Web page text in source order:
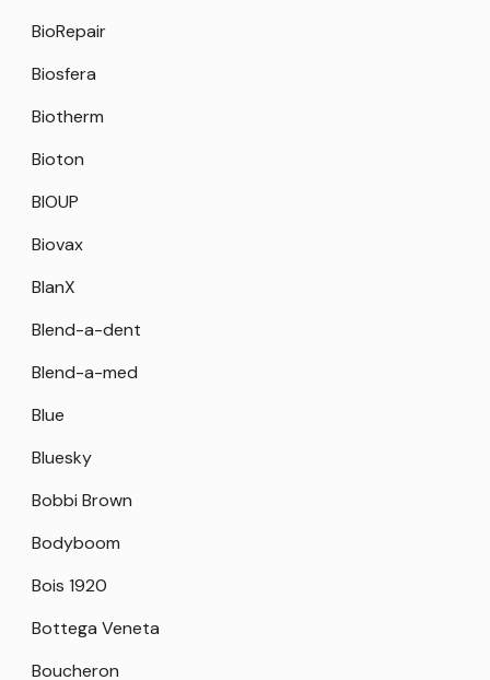
BioRepair
Biosfera
Biotherm
Bioton
BIOUP
Biovax
BlanX
Blend-a-dent
Blend-a-med
Blue
Bluesky
Bobbi Brown
Bodyboom
Bois 1920
Bottega Veneta
Boucheron